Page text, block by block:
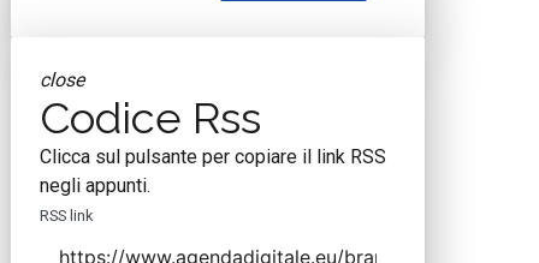
close
Codice Rss
Clicca sul pulsante per copiare il link RSS
negli appunti.
RSS link